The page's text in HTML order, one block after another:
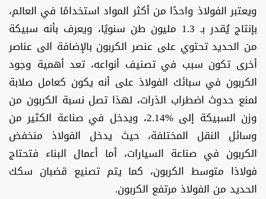
ويعتبر الفولاذ واحدًا من أكثر المواد استخدامًا في العالم،
بإنتاج يُقدر بـ 1.3 مليون طن سنويًا، ويعرف بأنه سبيكة
من الحديد تحتوي على عنصر الكربون بالإضافة الى عناصر
أخرى تكون سبب في تصنيف أنواعه، تعد أهمية وجود
الكربون في سبائك الفولاذ على أنه يكون كعامل صلابة
لمنع حدوث اضطراب الذرات، لهذا تصل نسبة الكربون من
وزن السبيكة إلى %2.14، ويدخل في صناعة الكثير من
وسائل النقل المختلفة، حيث يدخل الفولاذ منخفض
الكربون في صناعة السيارات، أما أعمال البناء فتحتاج
فولاذا متوسط الكربون، كما يتم تصنيع قضبان سكك
الحديد من الفولاذ مرتفع الكربون.